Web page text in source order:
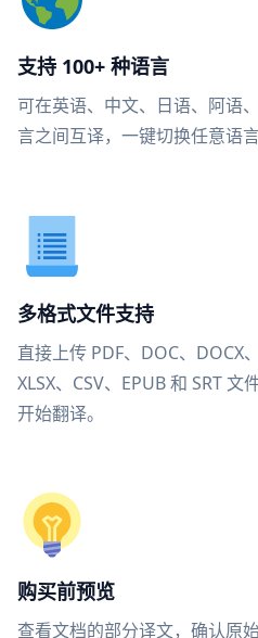
支持 100+ 种语言
可在英语、中文、日语、阿语
言之间互译，一键切换任意语言
多格式文件支持
直接上传 PDF、DOC、DOCX
XLSX、CSV、EPUB 和 SRT
开始翻译。
购买前预览
查看文档的部分译文，确认原